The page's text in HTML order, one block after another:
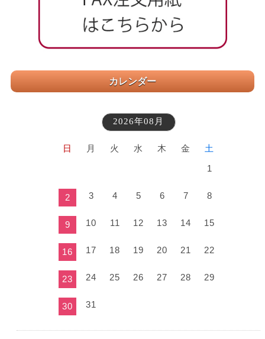
カレンダー
2026年08月
日 月 火 水 木 金
土
1
2 3 4 5 6 7 8
9 10 11 12 13 14 15
16 17 18 19 20 21 22
23 24 25 26 27 28 29
30 31